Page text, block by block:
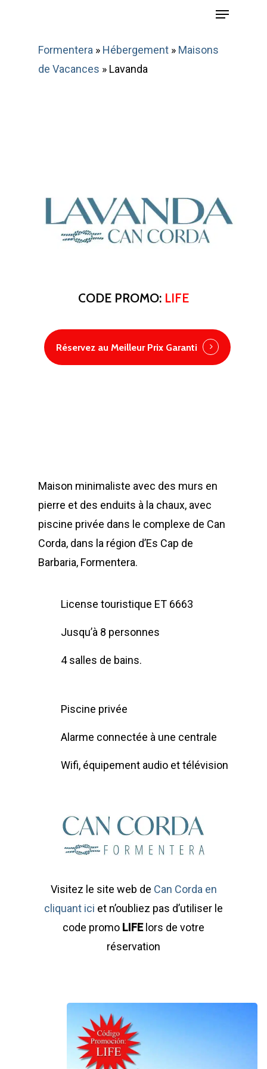
Menu
Formentera » Hébergement » Maisons
de Vacances » Lavanda
CODE PROMO: LIFE
Réservez au Meilleur Prix Garanti
Maison minimaliste avec des murs en
pierre et des enduits à la chaux, avec
piscine privée dans le complexe de Can
Corda, dans la région d’Es Cap de
Barbaria, Formentera.
License touristique ET 6663
Jusqu’à 8 personnes
4 salles de bains.
Piscine privée
Alarme connectée à une centrale
Wifi, équipement audio et télévision
Visitez le site web de Can Corda en
cliquant ici et n’oubliez pas d’utiliser le
code promo LIFElors de votre
réservation